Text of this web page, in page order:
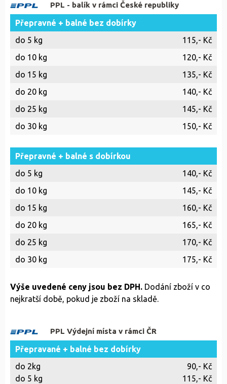
PPL - balík v rámci České republiky
Přepravné + balné bez dobírky
do 5 kg
115,- Kč
do 10 kg
120,- Kč
do 15 kg
135,- Kč
do 20 kg
140,- Kč
do 25 kg
145,- Kč
do 30 kg
150,- Kč
Přepravné + balné s dobírkou
do 5 kg
140,- Kč
do 10 kg
145,- Kč
do 15 kg
160,- Kč
do 20 kg
165,- Kč
do 25 kg
170,- Kč
do 30 kg
175,- Kč
Výše uvedené ceny jsou bez DPH. Dodání zboží v co
nejkratší době, pokud je zboží na skladě.
PPL Výdejní místa v rámci ČR
Přepravané + balné bez dobírky
do 2kg
do 5 kg
90,- Kč
115,- Kč